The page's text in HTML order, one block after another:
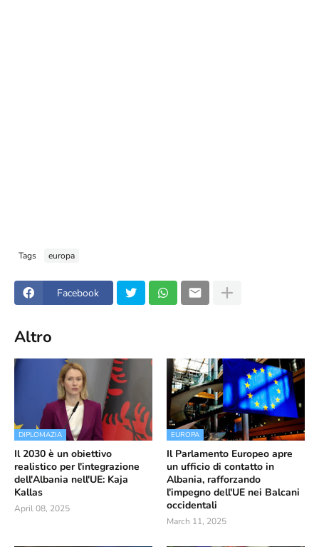
Tags europa
Facebook
Altro
DIPLOMAZIA
Il 2030 è un obiettivo
realistico per l'integrazione
dell'Albania nell'UE: Kaja
Kallas
April 08, 2025
EUROPA
Il Parlamento Europeo apre
un ufficio di contatto in
Albania, rafforzando
l'impegno dell'UE nei Balcani
occidentali
March 11, 2025